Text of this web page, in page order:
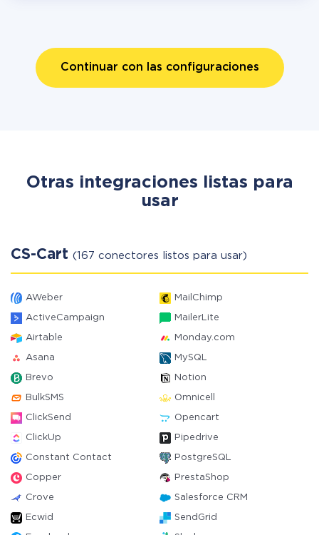
Continuar con las configuraciones
Otras integraciones listas para
usar
CS-Cart (167 conectores listos para usar)
AWeber MailChimp
ActiveCampaign MailerLite
Airtable Monday.com
Asana MySQL
Brevo Notion
BulkSMS Omnicell
ClickSend Opencart
ClickUp Pipedrive
Constant Contact PostgreSQL
Copper PrestaShop
Crove Salesforce CRM
Ecwid SendGrid